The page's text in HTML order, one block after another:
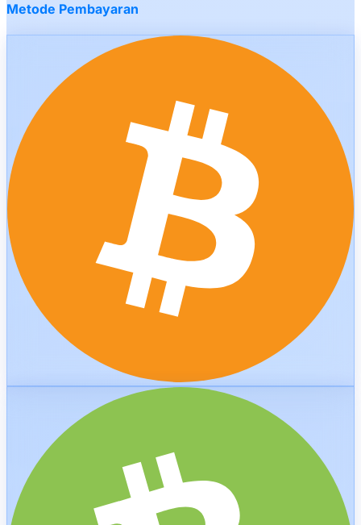
Metode Pembayaran